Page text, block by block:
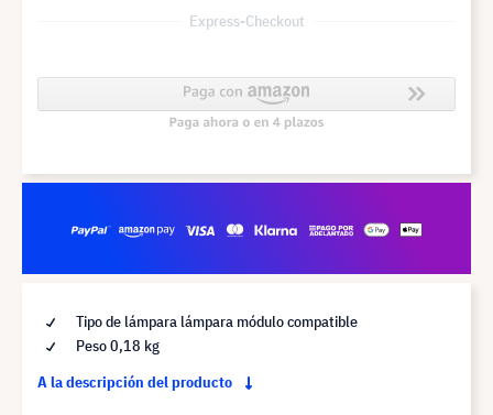
Express-Checkout
Tipo de lámpara lámpara módulo compatible
Peso 0,18 kg
A la descripción del producto